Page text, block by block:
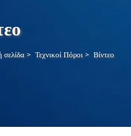
σελίδα> Τεχνικοί Πόροι > Βίντεο